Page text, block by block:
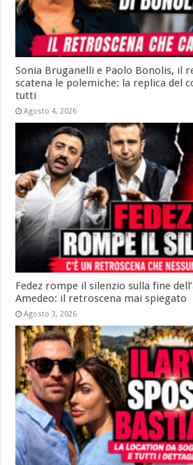
Sonia Bruganelli e Paolo Bonolis, il
scatena le polemiche: la replica del
tutti
Agosto 4, 2026
Fedez rompe il silenzio sulla fine
Amedeo: il retroscena mai spiegato
Agosto 3, 2026